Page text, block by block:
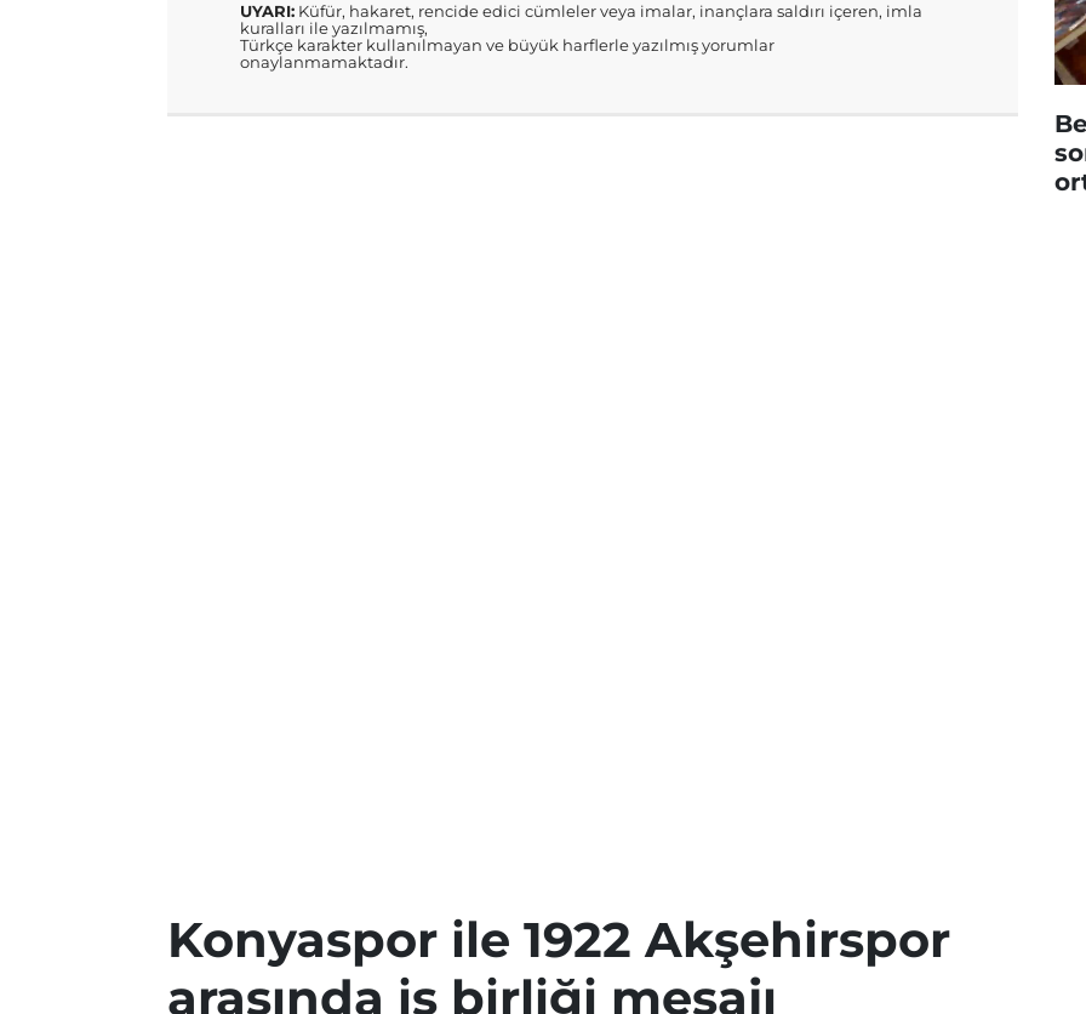
UYARI: Küfür, hakaret, rencide edici cümleler veya imalar, inançlara saldırı içeren, imla
kuralları ile yazılmamış,
Türkçe karakter kullanılmayan ve büyük harflerle yazılmış yorumlar
onaylanmamaktadır.
Konyaspor ile 1922 Akşehirspor
arasında iş birliği mesajı